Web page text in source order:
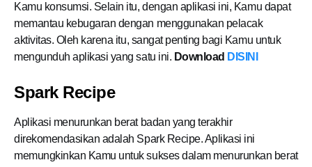
Kamu konsumsi. Selain itu, dengan aplikasi ini, Kamu dapat
memantau kebugaran dengan menggunakan pelacak
aktivitas. Oleh karena itu, sangat penting bagi Kamu untuk
mengunduh aplikasi yang satu ini. Download DISINI
Spark Recipe
Aplikasi menurunkan berat badan yang terakhir
direkomendasikan adalah Spark Recipe. Aplikasi ini
memungkinkan Kamu untuk sukses dalam menurunkan berat